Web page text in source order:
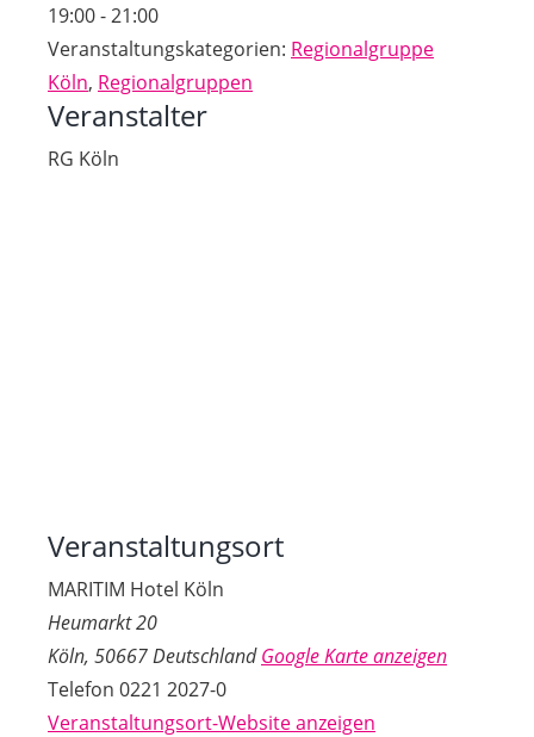
19:00 - 21:00
Veranstaltungskategorien: Regionalgruppe
Köln, Regionalgruppen
Veranstalter
RG Köln
Veranstaltungsort
MARITIM Hotel Köln
Heumarkt 20
Köln, 50667Deutschland Google Karte anzeigen
Telefon 0221 2027-0
Veranstaltungsort-Website anzeigen